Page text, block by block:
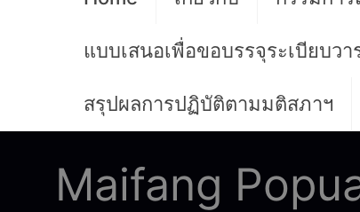
แบบเสนอเพื่อขอบรรจุระเบียบ
สรุปผลการปฏิบัติตามมติสภาฯ
Maifang